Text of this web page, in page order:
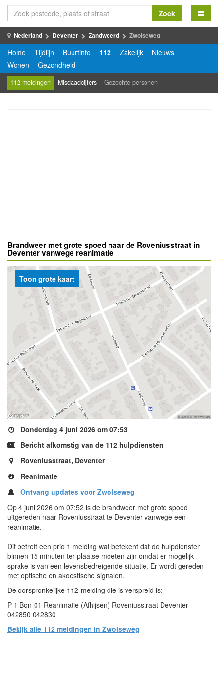
Zoek
Nederland Deventer Zandweerd Zwolseweg
Home Tijdlijn Buurtinfo 112 Zakelijk
Nieuws
Wonen
Gezondheid
112 meldingen Misdaadcijfers Gezochte personen
Brandweer met grote spoed naar de Roveniusstraat in
Deventer vanwege reanimatie
Donderdag 4 juni 2026 om 07:53
Bericht afkomstig van de 112 hulpdiensten
Roveniusstraat, Deventer
Reanimatie
Ontvang updates voor Zwolseweg
Op 4 juni 2026 om 07:52 is de brandweer met grote spoed
uitgereden naar Roveniusstraat te Deventer vanwege een
reanimatie.
Dit betreft een prio 1 melding wat betekent dat de hulpdiensten
binnen 15 minuten ter plaatse moeten zijn omdat er mogelijk
sprake is van een levensbedreigende situatie. Er wordt gereden
met optische en akoestische signalen.
De oorspronkelijke 112-melding die is verspreid is:
P 1 Bon-01 Reanimatie (Afhijsen) Roveniusstraat Deventer
042850 042830
Bekijk alle 112 meldingen in Zwolseweg
Toon grote kaart